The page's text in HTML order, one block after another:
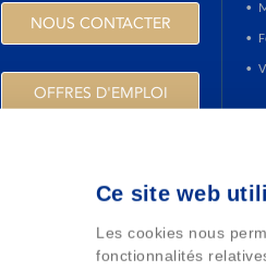
Ce site web
Les cookies nous
fonctionnalités
NOUS CONTACTER
OFFRES D'EMPLOI
•
•
•
•